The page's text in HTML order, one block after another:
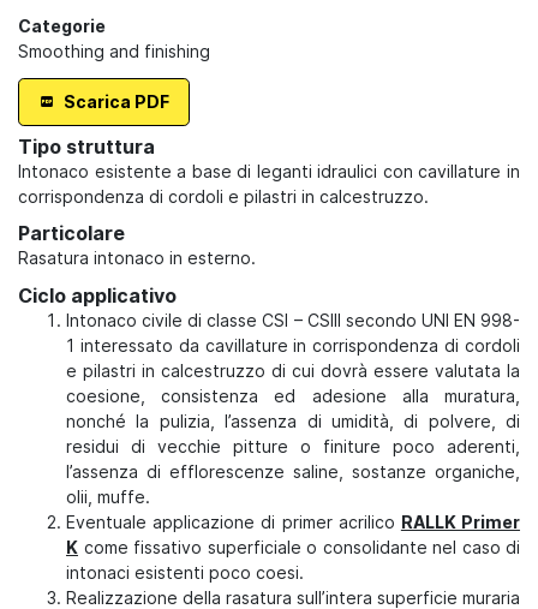
Tipo struttura
Intonaco esistente a base di leganti idraulici con cavillature in
corrispondenza di cordoli e pilastri in calcestruzzo.
Particolare
Rasatura intonaco in esterno.
Ciclo applicativo
Intonaco civile di classe CSI – CSIII secondo UNI EN 998-
1 interessato da cavillature in corrispondenza di cordoli
e pilastri in calcestruzzo di cui dovrà essere valutata la
coesione, consistenza ed adesione alla muratura,
nonché la pulizia, l’assenza di umidità, di polvere, di
residui di vecchie pitture o finiture poco aderenti,
l’assenza di efflorescenze saline, sostanze organiche,
olii, muffe.
Eventuale applicazione di primer acrilico RALLK Primer
K come fissativo superficiale o consolidante nel caso di
intonaci esistenti poco coesi.
Realizzazione della rasatura sull’intera superficie muraria
Categorie
Smoothing and finishing
Scarica PDF